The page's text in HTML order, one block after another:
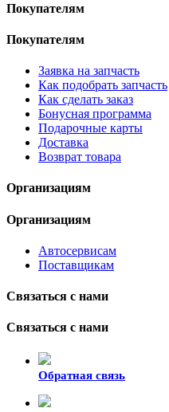
Покупателям
Покупателям
Заявка на запчасть
Как подобрать запчасть
Как сделать заказ
Бонусная программа
Подарочные карты
Доставка
Возврат товара
Организациям
Организациям
Автосервисам
Поставщикам
Связаться с нами
Связаться с нами
Обратная связь